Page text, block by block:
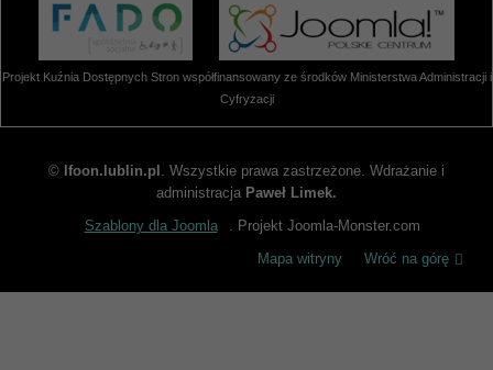
z realizacji programów i projektów. Aby zapoznać się
z udostępnionymi w BIP dokumentami, należy skorzystać
z odsyłaczy poniżej. Aby przeglądać inne działy BIP, prosimy
wybrać odpowiednie łącze z bocznego menu.
Projekt Kuźnia Dostępnych Stron współfinansowany ze środków Ministerstwa Administracji i
Cyfryzacji
© lfoon.lublin.pl . Wszystkie prawa zastrzeżone. Wdrażanie i
administracja Paweł Limek.
Szablony dla Joomla
. Projekt Joomla-Monster.com
Mapa witryny
Wróć na górę